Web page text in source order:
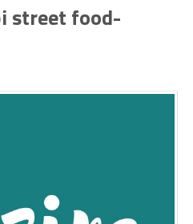
street food-